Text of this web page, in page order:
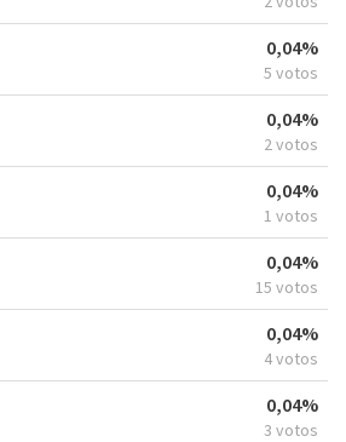
0,04%
5 votos
0,04%
2 votos
0,04%
1 votos
0,04%
15 votos
0,04%
4 votos
0,04%
3 votos